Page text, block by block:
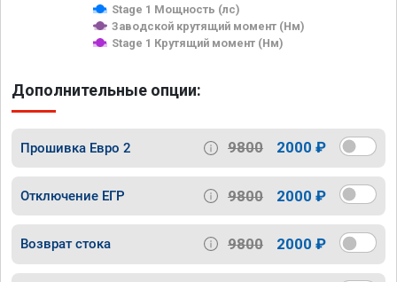
Stage 1 Мощность (лс)
Заводской крутящий момент (Нм)
Stage 1 Крутящий момент (Нм)
Дополнительные опции:
Прошивка Евро 2 9800 2000 ₽
Отключение ЕГР 9800 2000 ₽
Возврат стока 9800 2000 ₽